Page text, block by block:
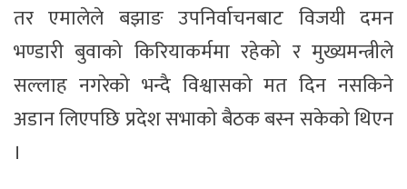
तर एमालेले बझाङ उपनिर्वाचनबाट विजयी दमन
भण्डारी बुवाको किरियाकर्ममा रहेको र मुख्यमन्त्रीले
सल्लाह नगरेको भन्दै विश्वासको मत दिन नसकिने
अडान लिएपछि प्रदेश सभाको बैठक बस्न सकेको थिएन
।